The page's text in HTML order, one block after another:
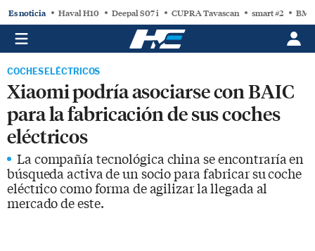
Es noticia Haval H10 Deepal S07 i CUPRA Tavascan smart #2
COCHES ELÉCTRICOS
Xiaomi podría asociarse con BAIC
para la fabricación de sus coches
eléctricos
La compañía tecnológica china se encontraría en
búsqueda activa de un socio para fabricar su coche
eléctrico como forma de agilizar la llegada al
mercado de este.